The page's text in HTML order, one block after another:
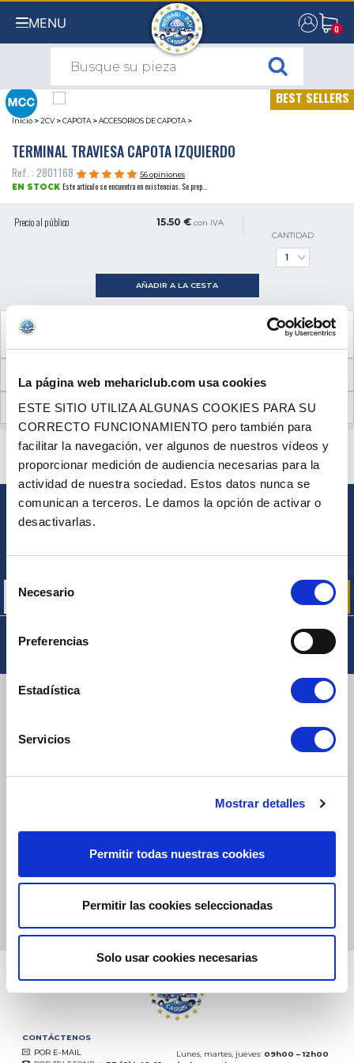
La página web mehariclub.com usa cookies
ESTE SITIO UTILIZA ALGUNAS COOKIES PARA SU
CORRECTO FUNCIONAMIENTO pero también para
facilitar la navegación, ver algunos de nuestros vídeos y
proporcionar medición de audiencia necesarias para la
actividad de nuestra sociedad. Estos datos nunca se
comunican a terceros. Le damos la opción de activar o
desactivarlas.
consentimiento
Necesario
Preferencias
Estadística
Servicios
Mostrar detalles
Permitir todas nuestras cookies
Permitir las cookies seleccionadas
Solo usar cookies necesarias
MENU 0
0
BEST SELLERS
Inicio >2CV >CAPOTA >ACCESORIOS DE CAPOTA >
TERMINAL TRAVIESA CAPOTA IZQUIERDO
Ref. : 2801168
56 opiniones
EN STOCK Este artículo se encuentra en existencias. Se prep...
Precio al público 15.50 € con IVA
CANTIDAD
AÑADIR A LA CESTA
VER EL PRODUCTO COMPLEMENTARIO
INFORMACIÓN TÉCNICA
OPINIONES DE CLIENTES (56)
¿ALGUNA PREGUNTA? ¿NECESITA AYUDA?
PÓNGASE EN CONTACTO CON NOSOTROS
nuestras ofertas promocionales y noticias de productos
PAQUETES PEQUEÑOS:COLISSIMO, TNT, DPD-PAQUETES GRANDES:TNT, GÉODIS, FRANCE EXPRESS, DPD
THE FEEDBACK
Excelente:4.5/5
(desde 2018)
CONTÁCTENOS
POR E-MAIL
Lunes, martes, jueves: 09h00 – 12h00